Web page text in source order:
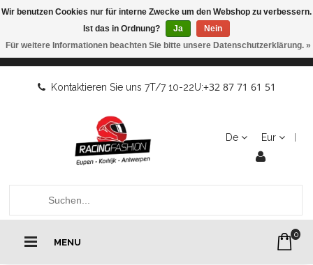
Kontaktieren Sie uns 7T/7 10-22U:+32 87 71 61 51
De Eur
MENU
0
Wir benutzen Cookies nur für interne Zwecke um den Webshop zu verbessern.
Ist das in Ordnung?
Ja
Nein
Für weitere Informationen beachten Sie bitte unsere Datenschutzerklärung. »